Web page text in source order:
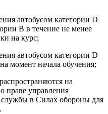
автобусом категории D
B в течение не менее
на курс;
автобусом категории D
момент начала обучения;
на
праве управления
службы в Силах обороны для